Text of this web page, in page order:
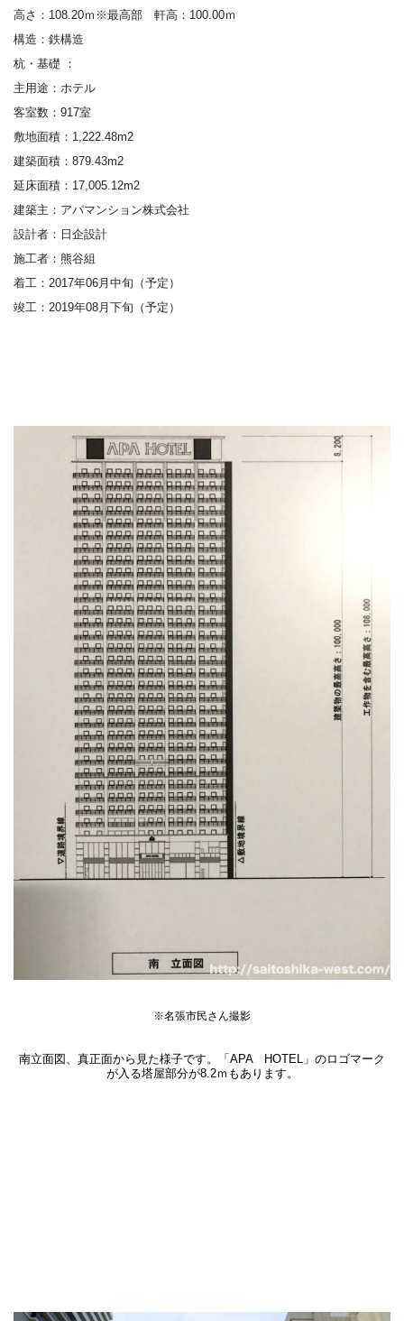
高さ：108.20ｍ※最高部 軒高：100.00ｍ
構造 ： 鉄構造
杭・基礎
：
主用途： ホテル
客室数： 917室
敷地面積： 1,222.48m2
建築面積： 879.43m2
延床面積： 17,005.12m2
建築主 ： アパマンション株式会社
設計者 ： 日企設計
施工者 ： 熊谷組
着工： 2017年06月中旬（予定）
竣工 ： 2019年08月下旬（予定）
※名張市民さん撮影
南立面図、真正面から見た様子です。「APA HOTEL」のロゴマーク
が入る塔屋部分が8.2ｍもあります。